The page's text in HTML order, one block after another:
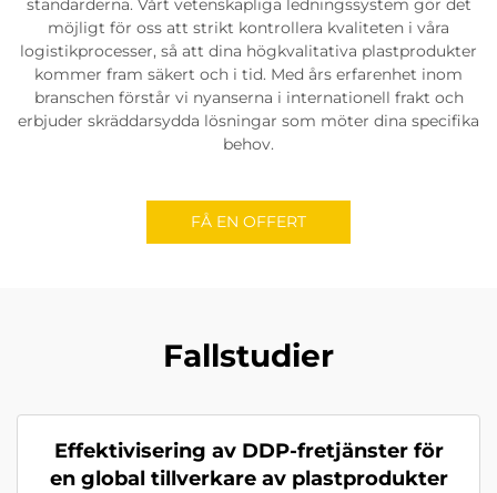
standarderna. Vårt vetenskapliga ledningssystem gör det
möjligt för oss att strikt kontrollera kvaliteten i våra
logistikprocesser, så att dina högkvalitativa plastprodukter
kommer fram säkert och i tid. Med års erfarenhet inom
branschen förstår vi nyanserna i internationell frakt och
erbjuder skräddarsydda lösningar som möter dina specifika
behov.
FÅ EN OFFERT
Fallstudier
Effektivisering av DDP-fretjänster för
en global tillverkare av plastprodukter